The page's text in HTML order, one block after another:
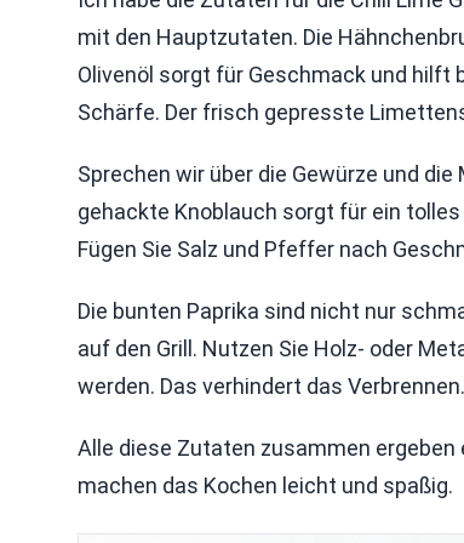
mit den Hauptzutaten. Die
Olivenöl sorgt für Geschmack und hilft
Schärfe. Der frisch gepresste
Sprechen wir über die Gewürze und
gehackte Knoblauch sorgt für ein
Fügen Sie Salz und Pfeffer nach
Die bunten Paprika sind nicht nur
auf den Grill. Nutzen Sie Holz- oder
werden. Das verhindert das Verbrennen.
Alle diese Zutaten zusammen
machen das Kochen leicht und spaßig.